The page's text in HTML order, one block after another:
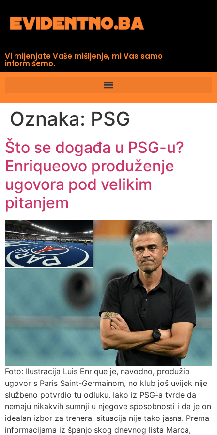
Vi mijenjate Vaše mišljenje, mi Vas samo
informišemo.
Oznaka: PSG
Što se događa u PSG-u?
Enriqueovo produženje
ugovora pod velikim
pitanjem
Foto: Ilustracija Luis Enrique je, navodno, produžio
ugovor s Paris Saint-Germainom, no klub još uvijek nije
službeno potvrdio tu odluku. Iako iz PSG-a tvrde da
nemaju nikakvih sumnji u njegove sposobnosti i da je on
idealan izbor za trenera, situacija nije tako jasna. Prema
informacijama iz španjolskog dnevnog lista Marca,